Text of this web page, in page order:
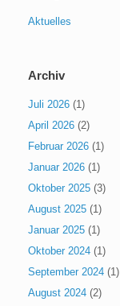
Aktuelles
Archiv
Juli 2026 (1)
April 2026 (2)
Februar 2026 (1)
Januar 2026 (1)
Oktober 2025 (3)
August 2025 (1)
Januar 2025 (1)
Oktober 2024 (1)
September 2024 (1)
August 2024 (2)